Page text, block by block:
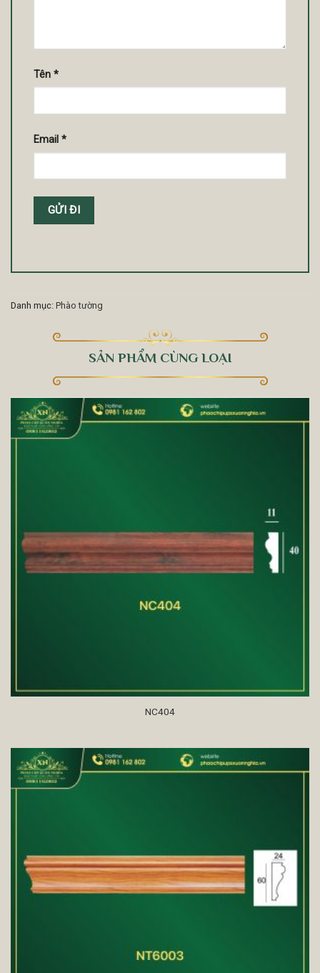
Tên *
Email *
Danh mục: Phào tường
SẢN PHẨM CÙNG LOẠI
NC404